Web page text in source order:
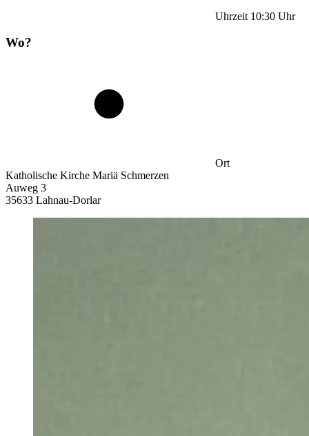
Uhrzeit 10:30 Uhr
Wo?
Ort
Katholische Kirche Mariä Schmerzen
Auweg 3
35633 Lahnau-Dorlar